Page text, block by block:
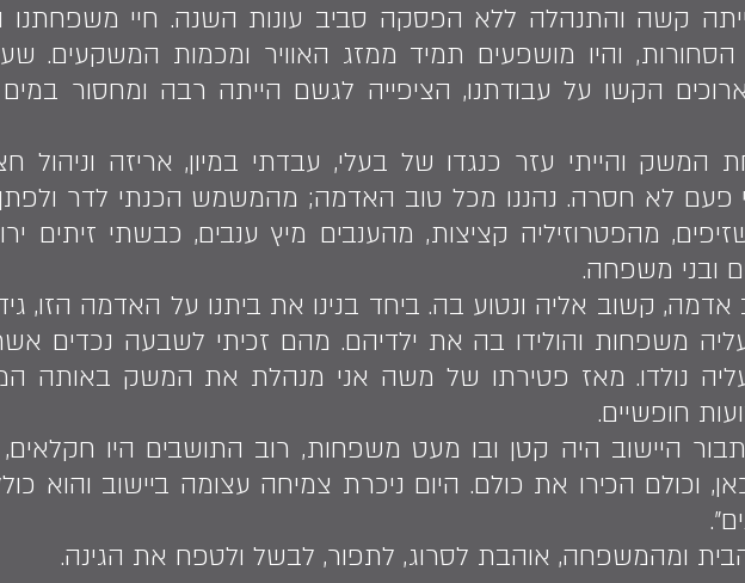
קשה והתנהלה ללא הפסקה סביב עונות השנה. חיי משפחתנו
הסחורות, והיו מושפעים תמיד ממזג האוויר ומכמות המשקעים.
הקשו על עבודתנו, הציפייה לגשם הייתה רבה ומחסור במים
המשק והייתי עזר כנגדו של בעלי, עבדתי במיון, אריזה וניהול
פעם לא חסרה. נהננו מכל טוב האדמה; מהמשמש הכנתי לדר ולפתן
מהפטרוזיליה קציצות, מהענבים מיץ ענבים, כבשתי זיתים
ובני משפחה.
משפחות והולידו בה את ילדיהם. מהם זכיתי לשבעה נכדים
נולדו. מאז פטירתו של משה אני מנהלת את המשק באותה
חופשיים.
היישוב היה קטן ובו מעט משפחות, רוב התושבים היו
וכולם הכירו את כולם. היום ניכרת צמיחה עצומה ביישוב והוא
ומהמשפחה, אוהבת לסרוג, לתפור, לבשל ולטפח את הגינה.